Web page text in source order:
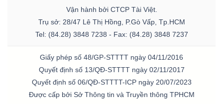
Vận hành bởi CTCP Tài Việt.
Trụ sở: 28/47 Lê Thị Hồng, P.Gò Vấp, Tp.HCM
Tel: (84.28) 3848 7238 - Fax: (84.28) 3848 7237
Giấy phép số 48/GP-STTTT ngày 04/11/2016
Quyết định số 13/QĐ-STTTT ngày 02/11/2017
Quyết định số 06/QĐ-STTTT-ICP ngày 20/07/2023
Được cấp bởi Sở Thông tin và Truyền thông TPHCM